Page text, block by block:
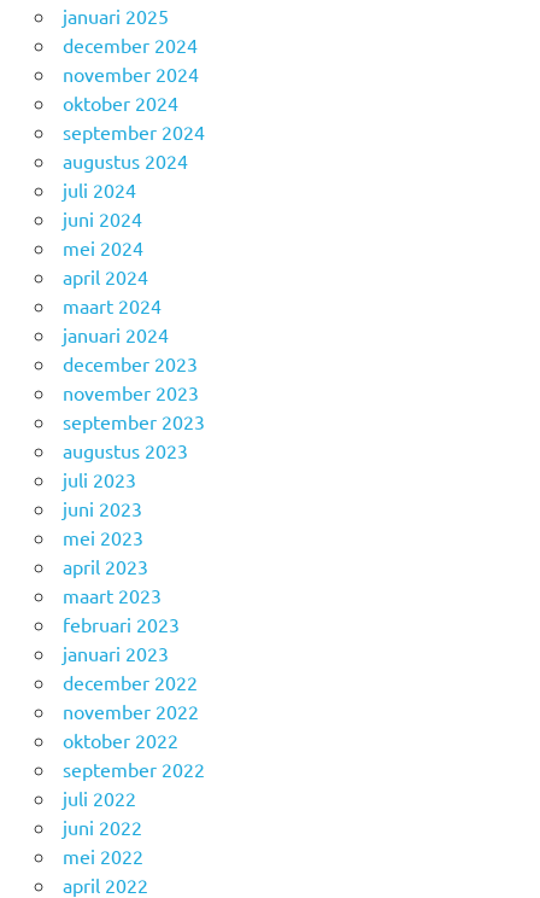
januari 2025
december 2024
november 2024
oktober 2024
september 2024
augustus 2024
juli 2024
juni 2024
mei 2024
april 2024
maart 2024
januari 2024
december 2023
november 2023
september 2023
augustus 2023
juli 2023
juni 2023
mei 2023
april 2023
maart 2023
februari 2023
januari 2023
december 2022
november 2022
oktober 2022
september 2022
juli 2022
juni 2022
mei 2022
april 2022